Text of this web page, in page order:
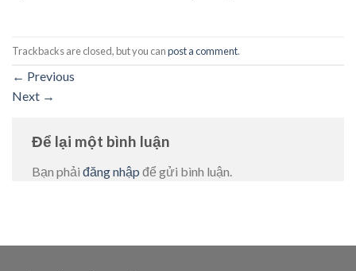
Trackbacks are closed, but you canpost a comment.
← Previous
Next →
Để lại một bình luận
Bạn phải đăng nhập để gửi bình luận.